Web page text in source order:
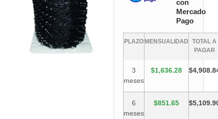
con
Mercado
Pago
PLAZO MENSUALIDAD
TOTAL A
PAGAR
3
meses
$1,636.28
6
meses
$851.65